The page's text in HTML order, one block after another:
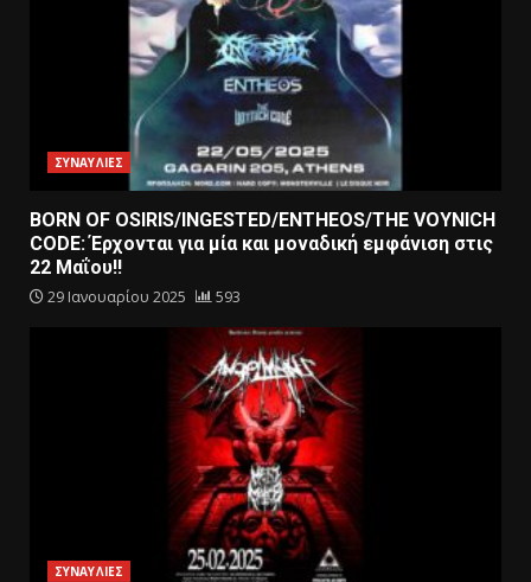
ΣΥΝΑΥΛΙΕΣ
BORN OF OSIRIS/INGESTED/ENTHEOS/THE VOYNICH
CODE: Έρχονται για μία και μοναδική εμφάνιση στις
22 Μαΐου!!
29 Ιανουαρίου 2025 593
ΣΥΝΑΥΛΙΕΣ